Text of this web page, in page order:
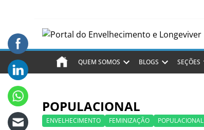
QUEM SOMOS BLOGS SEÇÕES
POPULACIONAL
ENVELHECIMENTO FEMINIZAÇÃO POPULACIONAL